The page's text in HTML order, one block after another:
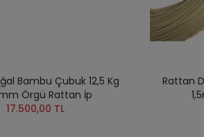
Bambu Çubuk 12,5 Kg
Örgü Rattan İp
17.500,00 TL
Rattan